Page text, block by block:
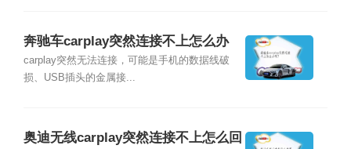
奔驰车carplay突然连接不上怎么办
呢？
carplay突然无法连接，可能是手机的数据线破
损、USB插头的金属接...
奥迪无线carplay突然连接不上怎么回